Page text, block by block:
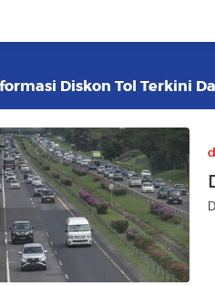
Diskon Tol Terkini